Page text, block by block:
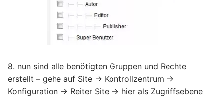
8. nun sind alle benötigten Gruppen und Rechte
erstellt – gehe auf Site -> Kontrollzentrum ->
Konfiguration -> Reiter Site -> hier als Zugriffsebene